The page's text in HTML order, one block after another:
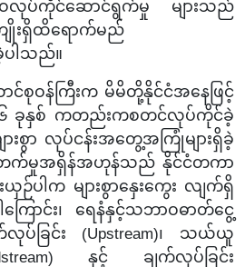
ပ်ကိုင်ဆောင်ရွက်မှု များသည်
ျိုးရှိထိရောက်မည်
ခဲ့ပါသည်။
စုဝန်ကြီးက မိမိတို့နိုင်ငံအနေဖြင့်
၆ ခုနှစ် ကတည်းကစတင်လုပ်ကိုင်ခဲ့
များစွာ လုပ်ငန်းအတွေ့အကြုံများရှိခဲ့
တက်မှုအရှိန်အဟုန်သည် နိုင်ငံတကာ
ယှဉ်ပါက များစွာနှေးကွေး လျက်ရှိ
ောင်း၊ ရေနံနှင့်သဘာဝဓာတ်ငွေ့
ခြင်း (Upstream)၊ သယ်ယူ
နှင့် ချက်လုပ်ခြင်း